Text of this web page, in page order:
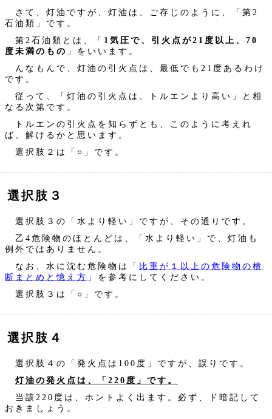
さて、灯油ですが、灯油は、ご存じのように、「第2
石油類」です。
第2石油類とは、「 1気圧で、引火点が21度以上、70
度未満のもの 」をいいます。
んなもんで、灯油の引火点は、最低でも21度あるわけ
です。
従って、「灯油の引火点は、トルエンより高い」と相
なる次第です。
トルエンの引火点を知らずとも、このように考えれ
ば、解けるかと思います。
選択肢２は「○」です。
選択肢３
選択肢３の「水より軽い」ですが、その通りです。
乙4危険物のほとんどは、「水より軽い」で、灯油も
例外ではありません。
なお、水に沈む危険物は「 比重が１以上の危険物の横
断まとめと憶え方 」を参考にしてください。
選択肢３は「○」です。
選択肢４
選択肢４の「発火点は100度」ですが、誤りです。
灯油の発火点は、「220度」です。
当該220度は、ホントよく出ます。必ず、ド暗記して
おきましょう。